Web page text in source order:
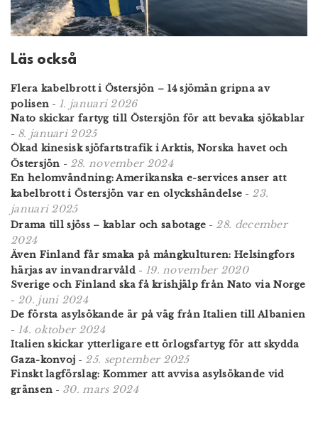
Läs också
Flera kabelbrott i Östersjön – 14 sjömän gripna av
polisen - 1. januari 2026
Nato skickar fartyg till Östersjön för att bevaka sjökablar
- 8. januari 2025
Ökad kinesisk sjöfartstrafik i Arktis, Norska havet och
Östersjön - 28. november 2024
En helomvändning: Amerikanska e-services anser att
kabelbrott i Östersjön var en olyckshändelse - 23.
januari 2025
Drama till sjöss – kablar och sabotage - 28. december
2024
Även Finland får smaka på mångkulturen: Helsingfors
härjas av invandrarvåld- 19. november 2020
Sverige och Finland ska få krishjälp från Nato via Norge
- 20. juni 2024
De första asylsökande är på väg från Italien till Albanien
- 14. oktober 2024
Italien skickar ytterligare ett örlogsfartyg för att skydda
Gaza-konvoj - 25. september 2025
Finskt lagförslag: Kommer att avvisa asylsökande vid
gränsen - 30. mars 2024